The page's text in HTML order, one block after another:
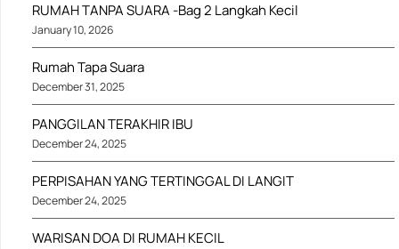
RUMAH TANPA SUARA -Bag 2 Langkah Kecil
January 10, 2026
Rumah Tapa Suara
December 31, 2025
PANGGILAN TERAKHIR IBU
December 24, 2025
PERPISAHAN YANG TERTINGGAL DI LANGIT
December 24, 2025
WARISAN DOA DI RUMAH KECIL